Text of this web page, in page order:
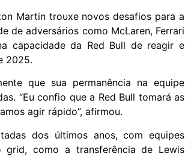
Martin trouxe novos desafios para a
de adversários como McLaren, Ferrari
capacidade da Red Bull de reagir e
2025.
que sua permanência na equipe
“Eu confio que a Red Bull tomará as
agir rápido”, afirmou.
dos últimos anos, com equipes
grid, como a transferência de Lewis